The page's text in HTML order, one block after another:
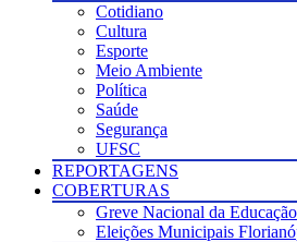
Cotidiano
Cultura
Esporte
Meio Ambiente
Política
Saúde
Segurança
UFSC
REPORTAGENS
COBERTURAS
Greve Nacional da Educação
Eleições Municipais